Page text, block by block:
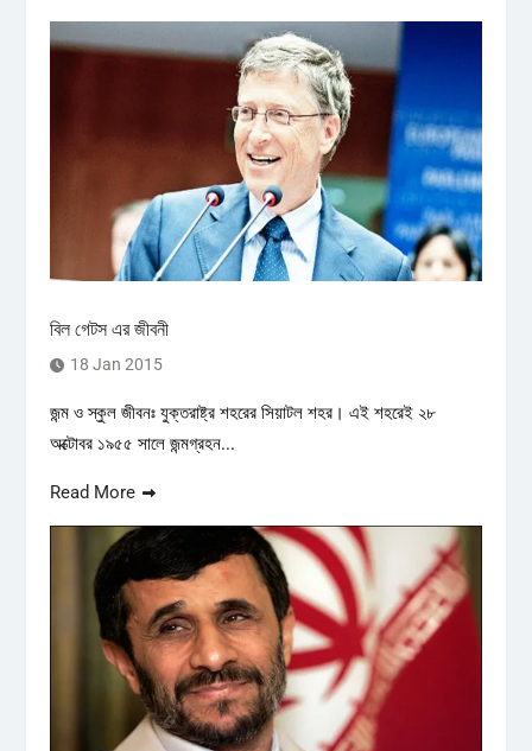
বিল গেটস এর জীবনী
18 Jan 2015
জন্ম ও স্কুল জীবনঃ যুক্তরাষ্ট্র শহরের সিয়াটল শহর। এই শহরেই ২৮
অক্টোবর ১৯৫৫ সালে জন্মগ্রহন...
Read More